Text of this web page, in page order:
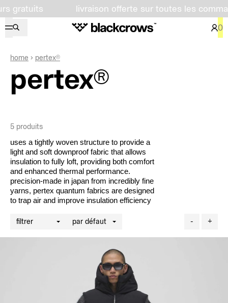
livraison offerte sur toutes les
0
home pertex®
pertex®
5 produits
uses a tightly woven structure to provide a
light and soft downproof fabric that allows
insulation to fully loft, providing both comfort
and enhanced thermal performance.
precision-made in japan from incredibly fine
yarns, pertex quantum fabrics are designed
to trap air and improve insulation efficiency
filtres
filtrer par défaut - +